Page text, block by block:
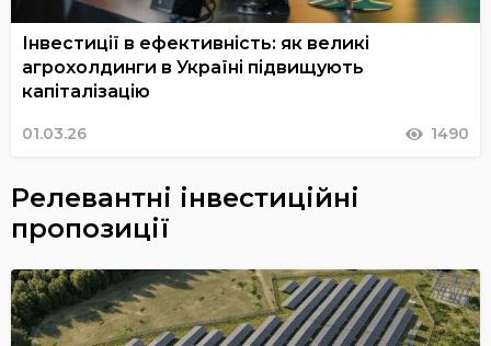
Інвестиції в ефективність: як великі
агрохолдинги в Україні підвищують
капіталізацію
01.03.26 1490
Релевантні інвестиційні
пропозиції